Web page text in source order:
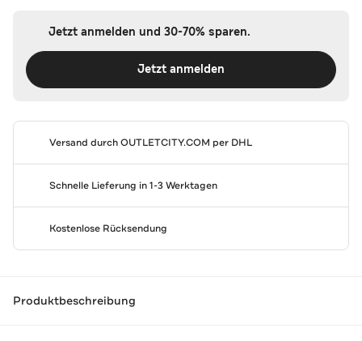
Jetzt anmelden und 30-70% sparen.
Jetzt anmelden
Versand durchOUTLETCITY.COM per DHL
Schnelle Lieferung in 1-3 Werktagen
Kostenlose Rücksendung
Produktbeschreibung